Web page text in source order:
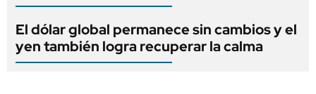
El dólar global permanece sin cambios y el
yen también logra recuperar la calma